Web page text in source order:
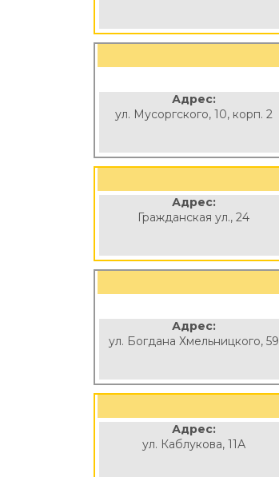
Адрес:
ул. Мусоргского, 10, корп. 2
Адрес:
Гражданская ул., 24
Адрес:
ул. Богдана Хмельницкого, 59
Адрес:
ул. Каблукова, 11А